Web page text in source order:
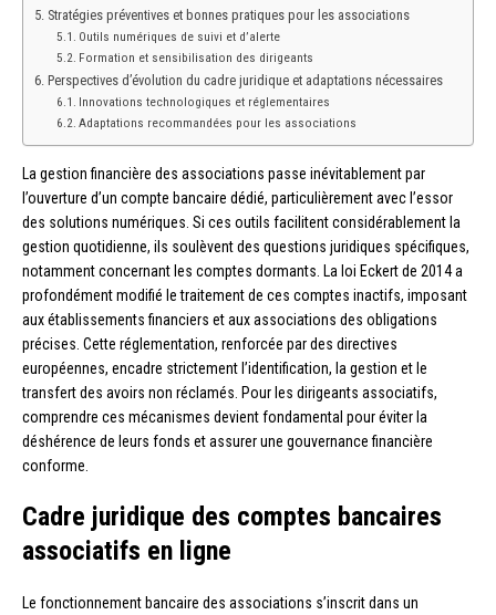
Stratégies préventives et bonnes pratiques pour les associations
Outils numériques de suivi et d’alerte
Formation et sensibilisation des dirigeants
Perspectives d’évolution du cadre juridique et adaptations nécessaires
Innovations technologiques et réglementaires
Adaptations recommandées pour les associations
La gestion financière des associations passe inévitablement par
l’ouverture d’un compte bancaire dédié, particulièrement avec l’essor
des solutions numériques. Si ces outils facilitent considérablement la
gestion quotidienne, ils soulèvent des questions juridiques spécifiques,
notamment concernant les comptes dormants. La loi Eckert de 2014 a
profondément modifié le traitement de ces comptes inactifs, imposant
aux établissements financiers et aux associations des obligations
précises. Cette réglementation, renforcée par des directives
européennes, encadre strictement l’identification, la gestion et le
transfert des avoirs non réclamés. Pour les dirigeants associatifs,
comprendre ces mécanismes devient fondamental pour éviter la
déshérence de leurs fonds et assurer une gouvernance financière
conforme.
Cadre juridique des comptes bancaires
associatifs en ligne
Le fonctionnement bancaire des associations s’inscrit dans un